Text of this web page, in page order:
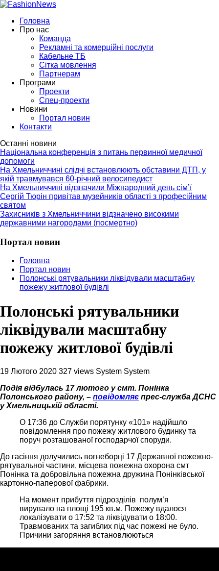
Головна
Про нас
Команда
Рекламні та комерційні послуги
Кабельне ТБ
Сітка мовлення
Партнерам
Програми
Проекти
Спец-проекти
Новини
Портал новин
Контакти
Останні новини
Національна конференція з питань первинної медичної
допомоги
На Хмельниччині слідчі встановлюють обставини ДТП, у
якій травмувався 60-річний велосипедист
На Хмельниччині відзначили Міжнародний день сім’ї
Сергій Тюрін привітав музейників області з професійним
святом
Захисників з Хмельниччини відзначено високими
державними нагородами (посмертно)
Портал новин
Головна
Портал новин
Полонські рятувальники ліквідували масштабну
пожежу житлової будівлі
Полонські рятувальники
ліквідували масштабну
пожежу житлової будівлі
19 Лютого 2020 327 views System System
Подія відбулась 17 лютого у смт. Понінка
Полонського району, – повідомляє прес-служба ДСНС
у Хмельницькій області.
О 17:36 до Служби порятунку «101» надійшло
повідомлення про пожежу житлового будинку та
поруч розташованої господарчої споруди.
До гасіння долучились вогнеборці 17 Державної пожежно-
рятувальної частини, місцева пожежна охорона смт
Понінка та добровільна пожежна дружина Понінківської
картонно-паперової фабрики.
На момент прибуття підрозділів полум’я
вирувало на площі 195 кв.м. Пожежу вдалося
локалізувати о 17:52 та ліквідувати о 18:00.
Травмованих та загиблих під час пожежі не було.
Причини загоряння встановлюються